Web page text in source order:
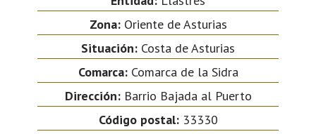
Zona:Oriente de Asturias
Situación: Costa de Asturias
Comarca:Comarca de la Sidra
Dirección:Barrio Bajada al Puerto
Código postal:33330